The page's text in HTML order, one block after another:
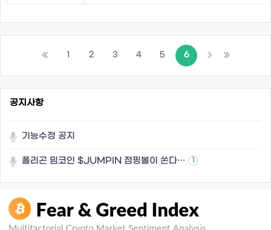
1 2 3 4 5 6
공지사항
기능수정 공지
폴리곤 밈코인 $JUMPIN 점핑볼이 쏜다… 1